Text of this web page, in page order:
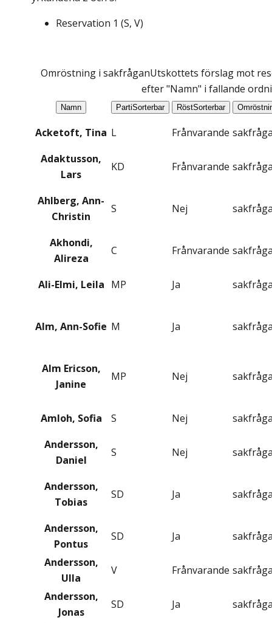
Reservation 1 (S, V)
Omröstning i sakfråganUtskottets förslag mot
efter "Namn" i fallande
Namn PartiSorterbar RöstSorterbar
Acketoft, Tina L Frånvarande
Adaktusson,
Lars
KD Frånvarande
Ahlberg, Ann-
Christin
S Nej
Akhondi,
Alireza
C Frånvarande
Ali-Elmi, Leila MP Ja
Alm, Ann-Sofie M Ja
Alm Ericson,
Janine
MP Nej
Amloh, Sofia S Nej
Andersson,
Daniel
S Nej
Andersson,
Tobias
SD Ja
Andersson,
Pontus
SD Ja
Andersson,
Ulla
V Frånvarande
Andersson,
Jonas
SD Ja